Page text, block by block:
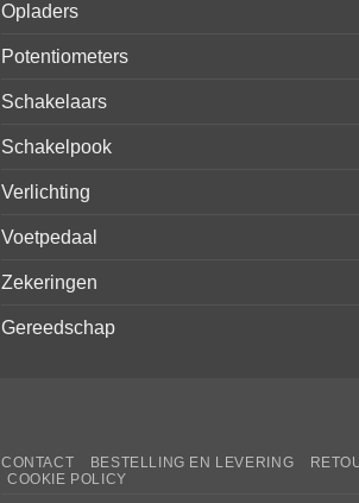
Opladers
Potentiometers
Schakelaars
Schakelpook
Verlichting
Voetpedaal
Zekeringen
Gereedschap
CONTACT BESTELLING EN LEVERING
COOKIE POLICY